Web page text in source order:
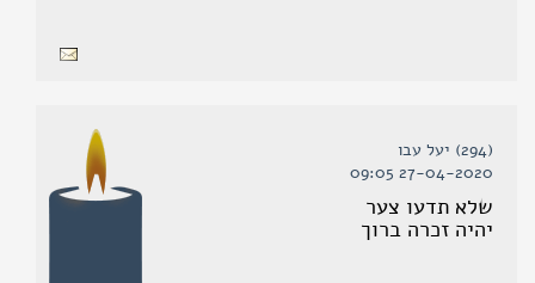
(294) יעל עבו
27-04-2020 09:05
שלא תדעו צער
יהיה זכרה ברוך